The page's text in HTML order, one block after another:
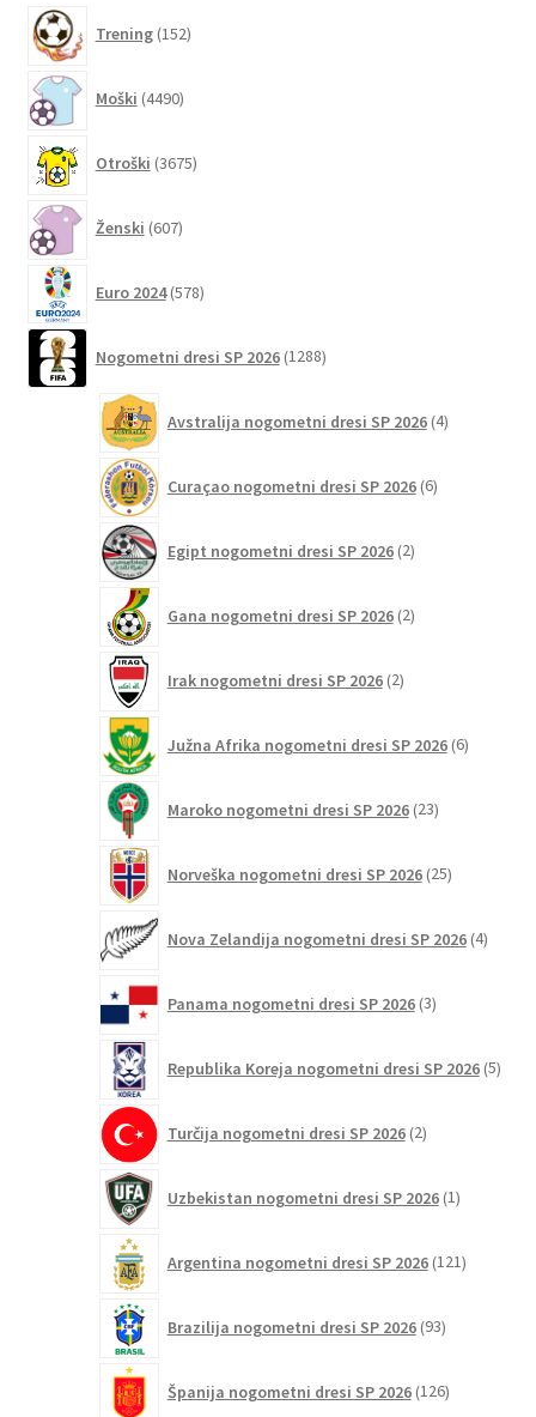
Trening 152izdelkov
Moški 4490izdelkov
Otroški 3675izdelkov
Ženski 607izdelkov
Euro 2024 578izdelkov
Nogometni dresi SP 2026 1288izdelkov
Avstralija nogometni dresi SP 2026 4izdelki
Curaçao nogometni dresi SP 2026 6izdelkov
Egipt nogometni dresi SP 2026 2izdelka
Gana nogometni dresi SP 2026 2izdelka
Irak nogometni dresi SP 2026 2izdelka
Južna Afrika nogometni dresi SP 2026 6izdelkov
Maroko nogometni dresi SP 2026 23izdelkov
Norveška nogometni dresi SP 2026 25izdelkov
Nova Zelandija nogometni dresi SP 2026 4izdelki
Panama nogometni dresi SP 2026 3izdelki
Republika Koreja nogometni dresi SP 2026 5
Turčija nogometni dresi SP 2026 2izdelka
Uzbekistan nogometni dresi SP 2026 1izdelek
Argentina nogometni dresi SP 2026 121izdelkov
Brazilija nogometni dresi SP 2026 93izdelkov
Španija nogometni dresi SP 2026 126izdelkov